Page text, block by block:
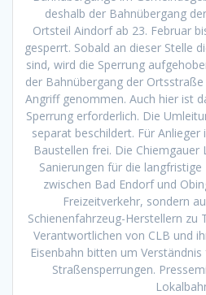
deshalb der Bahnübergang
Ortsteil Aindorf ab 23. Februar
gesperrt. Sobald an dieser Stelle
sind, wird die Sperrung
der Bahnübergang der
Angriff genommen. Auch hier ist
Sperrung erforderlich. Die
separat beschildert. Für
Baustellen frei. Die
Sanierungen für die
zwischen Bad Endorf und
Freizeitverkehr, sondern
Schienenfahrzeug-Herstellern zu
Verantwortlichen von CLB und
Eisenbahn bitten um
Straßensperrungen.